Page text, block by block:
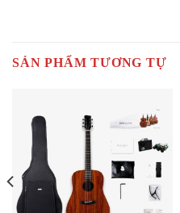
SẢN PHẨM TƯƠNG TỰ